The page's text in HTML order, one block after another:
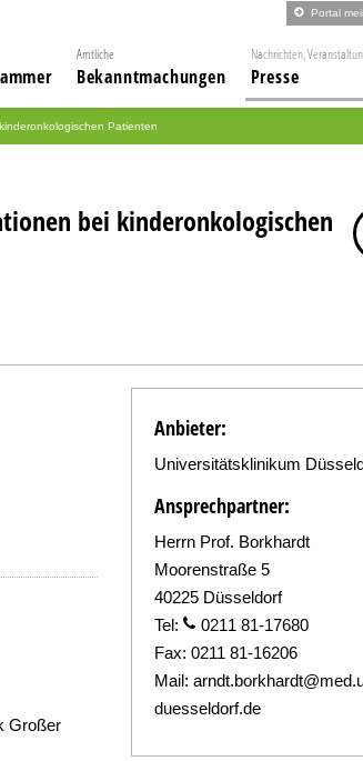
Portal
Amtliche
Bekanntmachungen
Nachrichten,
Presse
Patienten
bei kinderonkologischen
Großer
Anbieter:
Universitätsklinikum
Ansprechpartner:
Herrn Prof. Borkhardt
Moorenstraße 5
40225 Düsseldorf
Tel:
0211 81-17680
Fax: 0211 81-16206
Mail:
duesseldorf.de